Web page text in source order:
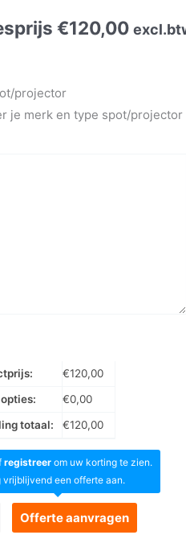
€120,00
projector
je merk en type spot/projector
€120,00
€0,00
totaal:
€120,00
registreer om uw korting te zien.
vrijblijvend een offerte aan.
Offerte aanvragen